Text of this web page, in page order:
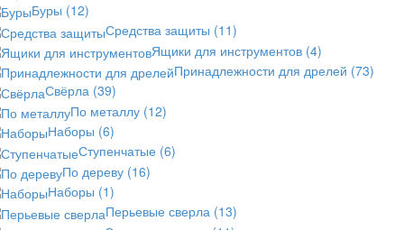
Буры (12)
Средства защиты (11)
Ящики для инструментов (4)
Принадлежности для дрелей (73)
Свёрла (39)
По металлу (12)
Наборы (6)
Ступенчатые (6)
По дереву (16)
Наборы (1)
Перьевые сверла (13)